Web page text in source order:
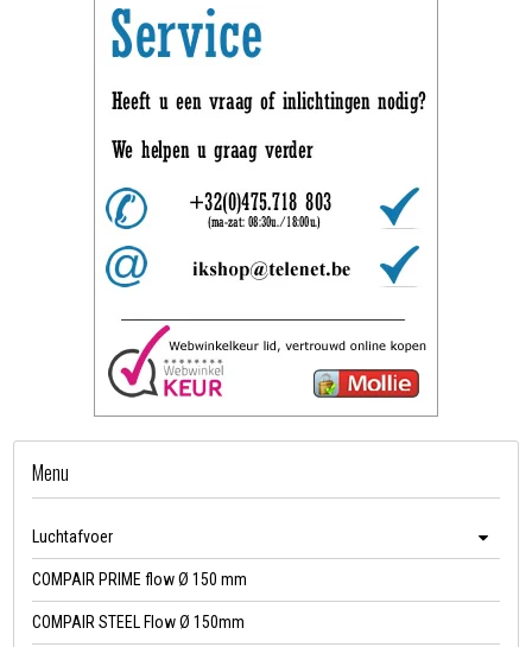
Menu
Luchtafvoer
COMPAIR PRIME flow Ø 150 mm
COMPAIR STEEL Flow Ø 150mm